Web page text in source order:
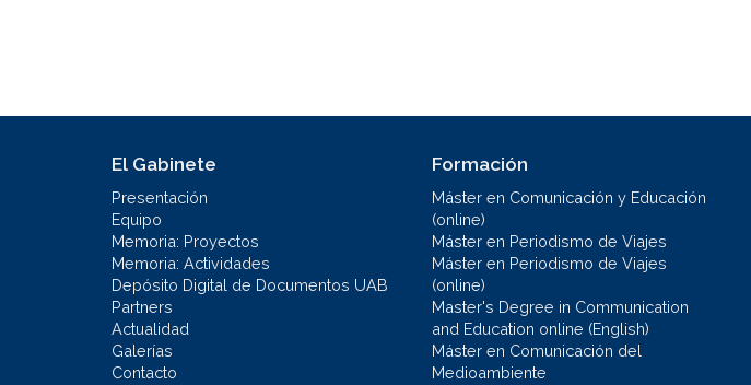
El Gabinete
Presentación
Equipo
Memoria: Proyectos
Memoria: Actividades
Depósito Digital de Documentos UAB
Partners
Actualidad
Galerías
Contacto
Formación
Máster en Comunicación y Educación
(online)
Máster en Periodismo de Viajes
Máster en Periodismo de Viajes
(online)
Master's Degree in Communication
and Education online (English)
Máster en Comunicación del
Medioambiente